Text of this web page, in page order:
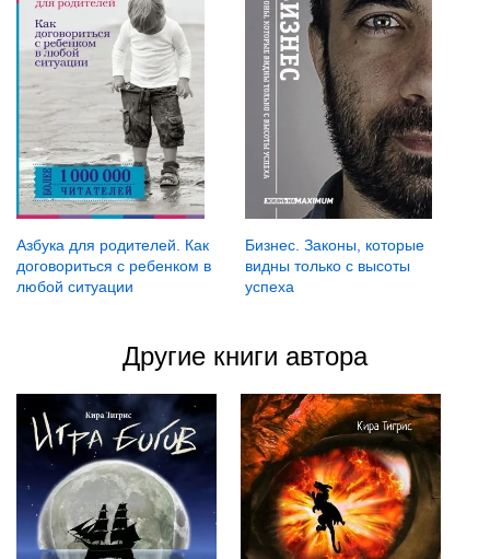
Азбука для родителей. Как
договориться с ребенком в
любой ситуации
Бизнес. Законы, которые
видны только с высоты
успеха
Другие книги автора